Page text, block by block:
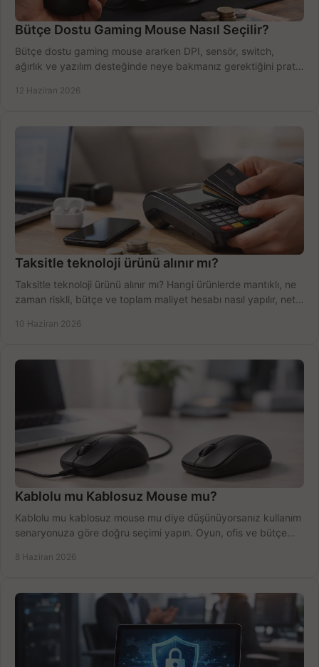
Bütçe Dostu Gaming Mouse Nasıl Seçilir?
Bütçe dostu gaming mouse ararken DPI, sensör, switch,
ağırlık ve yazılım desteğinde neye bakmanız gerektiğini pratik
12 Haziran 2026
Taksitle teknoloji ürünü alınır mı?
Taksitle teknoloji ürünü alınır mı? Hangi ürünlerde mantıklı, ne
zaman riskli, bütçe ve toplam maliyet hesabı nasıl yapılır, net
10 Haziran 2026
Kablolu mu Kablosuz Mouse mu?
Kablolu mu kablosuz mouse mu diye düşünüyorsanız kullanım
senaryonuza göre doğru seçimi yapın. Oyun, ofis ve bütçe
8 Haziran 2026